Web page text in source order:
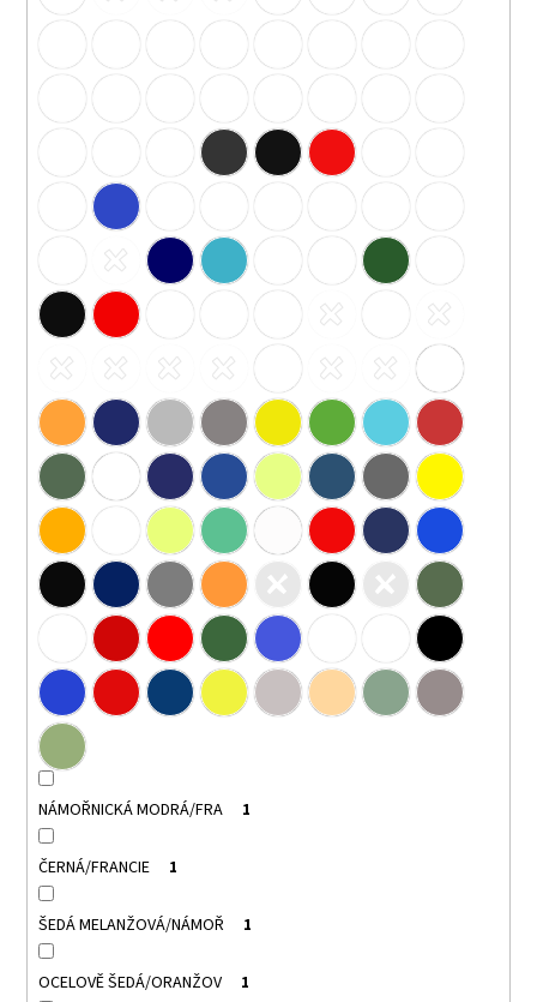
NÁMOŘNICKÁ MODRÁ/FRA 1
ČERNÁ/FRANCIE 1
ŠEDÁ MELANŽOVÁ/NÁMOŘ 1
OCELOVĚ ŠEDÁ/ORANŽOV 1